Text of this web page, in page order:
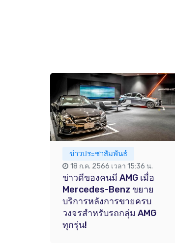
ข่าวประชาสัมพันธ์
18 ก.ค. 2566 เวลา 15:36 น.
ข่าวดีของคนมี AMG เมื่อ
Mercedes-Benz ขยาย
บริการหลังการขายครบ
วงจรสำหรับรถกลุ่ม AMG
ทุกรุ่น!